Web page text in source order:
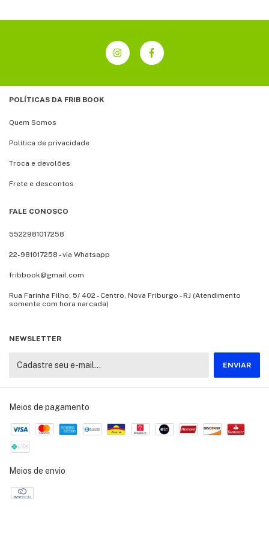
POLÍTICAS DA FRIB BOOK
Quem Somos
Política de privacidade
Troca e devolões
Frete e descontos
FALE CONOSCO
5522981017258
22-981017258 - via Whatsapp
fribbook@gmail.com
Rua Farinha Filho, 5/ 402 - Centro, Nova Friburgo - RJ (Atendimento
somente com hora narcada)
NEWSLETTER
Meios de pagamento
Meios de envio